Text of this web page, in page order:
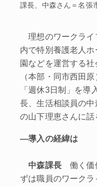
課長、中森さん＝名張
理想のワークライ
内で特別養護老人
園などを運営する
（本部・同市西田
「週休3日制」を導
長、生活相談員の
の山下理恵さんに話
―導入の経緯は
中森課長働く価
ずは職員のワーク